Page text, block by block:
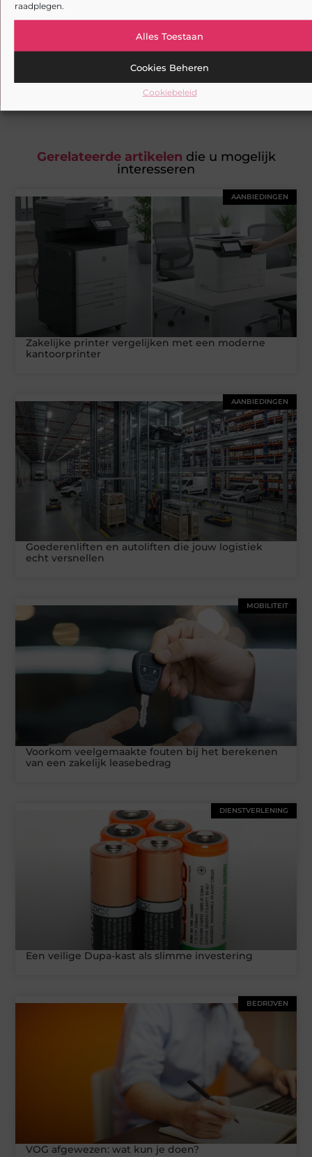
raadplegen.
Alles Toestaan
Cookies Beheren
Cookiebeleid
Verken de boeiende en interessante verhalen die wij
aanbieden en laat onze artikelen niet aan je
voorbijgaan. Duik in diverse onderwerpen en blijf goed
Gerelateerde artikelen die u mogelijk
interesseren
AANBIEDINGEN
Zakelijke printer vergelijken met een moderne
kantoorprinter
AANBIEDINGEN
Goederenliften en autoliften die jouw logistiek
echt versnellen
MOBILITEIT
Voorkom veelgemaakte fouten bij het berekenen
van een zakelijk leasebedrag
DIENSTVERLENING
Een veilige Dupa-kast als slimme investering
BEDRIJVEN
VOG afgewezen: wat kun je doen?